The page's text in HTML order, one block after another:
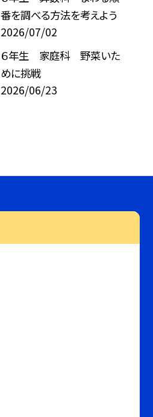
番を調べる方法を考えよう
2026/07/02
６年生 家庭科 野菜いた
めに挑戦
2026/06/23